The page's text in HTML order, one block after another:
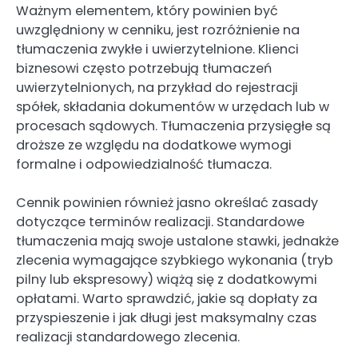
Ważnym elementem, który powinien być
uwzględniony w cenniku, jest rozróżnienie na
tłumaczenia zwykłe i uwierzytelnione. Klienci
biznesowi często potrzebują tłumaczeń
uwierzytelnionych, na przykład do rejestracji
spółek, składania dokumentów w urzędach lub w
procesach sądowych. Tłumaczenia przysięgłe są
droższe ze względu na dodatkowe wymogi
formalne i odpowiedzialność tłumacza.
Cennik powinien również jasno określać zasady
dotyczące terminów realizacji. Standardowe
tłumaczenia mają swoje ustalone stawki, jednakże
zlecenia wymagające szybkiego wykonania (tryb
pilny lub ekspresowy) wiążą się z dodatkowymi
opłatami. Warto sprawdzić, jakie są dopłaty za
przyspieszenie i jak długi jest maksymalny czas
realizacji standardowego zlecenia.